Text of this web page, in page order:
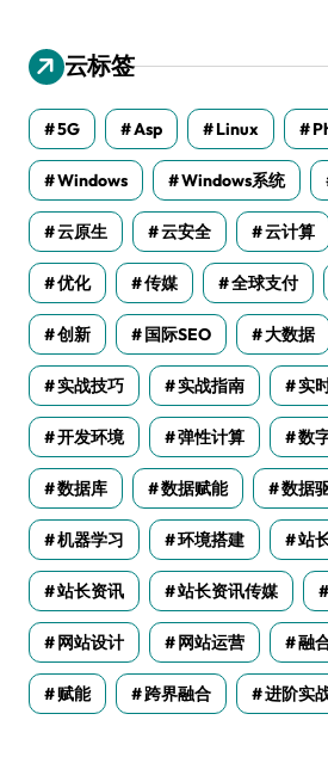
云标签
5G Asp Linux
Windows Windows系统
云原生 云安全 云计算
优化 传媒 全球支付
创新 国际SEO 大数据
实战技巧 实战指南 实
开发环境 弹性计算 数
数据库 数据赋能 数据
机器学习 环境搭建 站
站长资讯 站长资讯传媒
网站设计 网站运营 融
赋能 跨界融合 进阶实